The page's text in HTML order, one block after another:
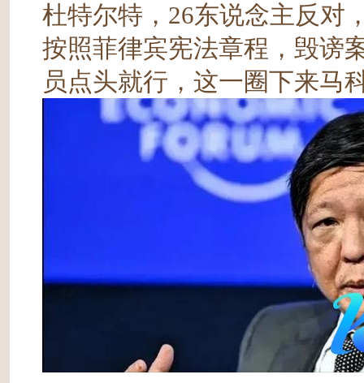
杜特尔特，26东说念主反对
按照菲律宾宪法章程，毁谤
员点头就行，这一圈下来马